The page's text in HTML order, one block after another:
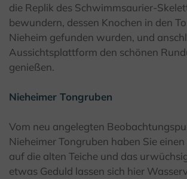
die Replik des Schwimmsaurier-
bewundern, dessen Knochen in den
Nieheim gefunden wurden, und
Aussichtsplattform den schönen
genießen.
Nieheimer Tongruben
Vom neu angelegten
Nieheimer Tongruben haben Sie
auf die alten Teiche und das
etwas Geduld lassen sich hier